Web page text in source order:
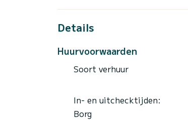
Details
Huurvoorwaarden
Soort verhuur
In- en uitchecktijden:
Borg